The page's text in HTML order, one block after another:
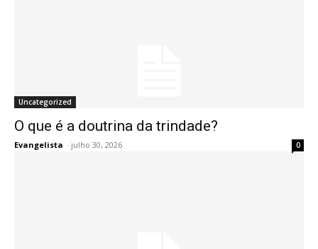
Uncategorized
O que é a doutrina da trindade?
Evangelista - julho 30, 2026 0